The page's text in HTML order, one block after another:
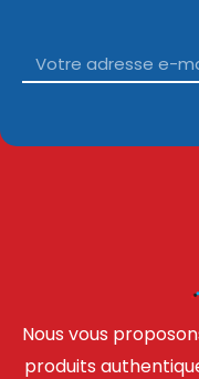
Nous vous
produits